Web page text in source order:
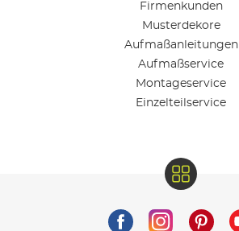
Firmenkunden
Musterdekore
Aufmaßanleitungen
Aufmaßservice
Montageservice
Einzelteilservice